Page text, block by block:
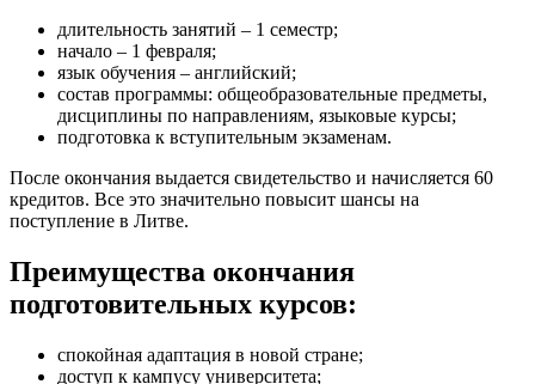
длительность занятий – 1 семестр;
начало – 1 февраля;
язык обучения – английский;
состав программы: общеобразовательные предметы,
дисциплины по направлениям, языковые курсы;
подготовка к вступительным экзаменам.
После окончания выдается свидетельство и начисляется 60
кредитов. Все это значительно повысит шансы на
поступление в Литве.
Преимущества окончания
подготовительных курсов:
спокойная адаптация в новой стране;
доступ к кампусу университета;